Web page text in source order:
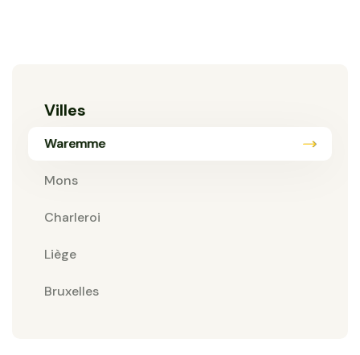
Villes
Waremme
Mons
Charleroi
Liège
Bruxelles